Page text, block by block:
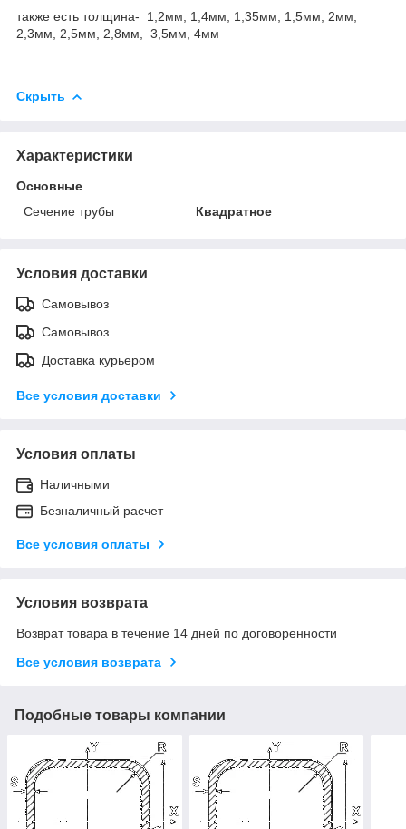
также есть толщина- 1,2мм, 1,4мм, 1,35мм, 1,5мм, 2мм,
2,3мм, 2,5мм, 2,8мм, 3,5мм, 4мм
Скрыть
Характеристики
Основные
Сечение трубы
Квадратное
Условия доставки
Самовывоз
Самовывоз
Доставка курьером
Все условия доставки
Условия оплаты
Наличными
Безналичный расчет
Все условия оплаты
Условия возврата
Возврат товара в течение 14 дней по договоренности
Все условия возврата
Подобные товары компании